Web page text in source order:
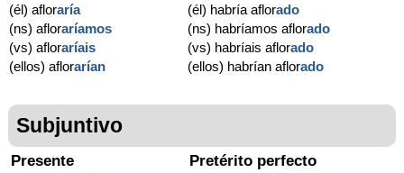
(él) afloraría
(ns) afloraríamos
(vs) afloraríais
(ellos) aflorarían
(él) habría aflorado
(ns) habríamos aflorado
(vs) habríais aflorado
(ellos) habrían aflorado
Subjuntivo
Presente Pretérito perfecto